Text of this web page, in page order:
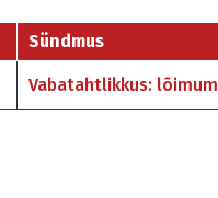
Sündmus
Vabatahtlikkus: